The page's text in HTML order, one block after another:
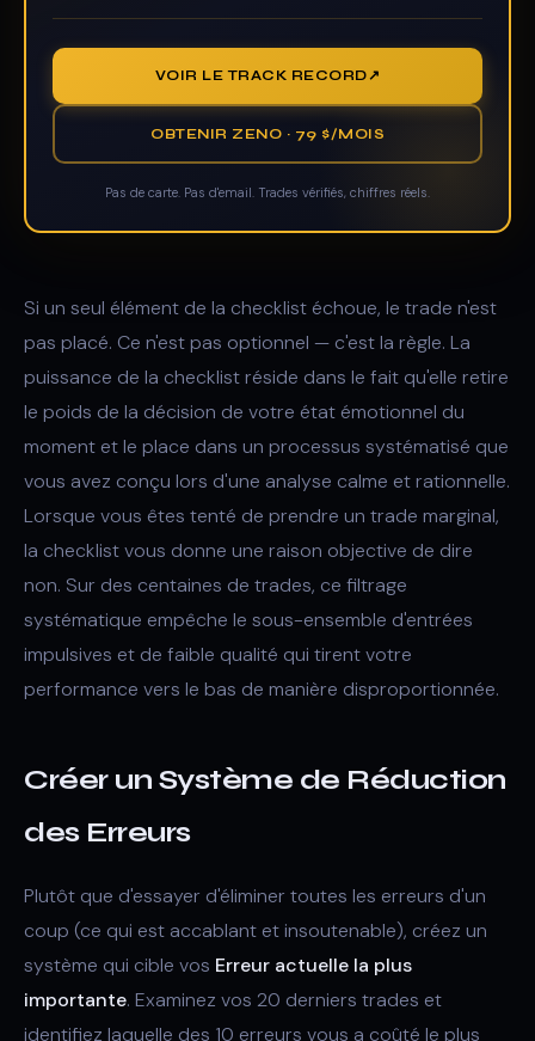
VOIR LE TRACK RECORD
OBTENIR ZENO · 79 $/MOIS
Pas de carte. Pas d'email. Trades vérifiés, chiffres réels.
Si un seul élément de la checklist échoue, le trade n'est
pas placé. Ce n'est pas optionnel — c'est la règle. La
puissance de la checklist réside dans le fait qu'elle retire
le poids de la décision de votre état émotionnel du
moment et le place dans un processus systématisé que
vous avez conçu lors d'une analyse calme et rationnelle.
Lorsque vous êtes tenté de prendre un trade marginal,
la checklist vous donne une raison objective de dire
non. Sur des centaines de trades, ce filtrage
systématique empêche le sous-ensemble d'entrées
impulsives et de faible qualité qui tirent votre
performance vers le bas de manière disproportionnée.
Créer un Système de Réduction
des Erreurs
Plutôt que d'essayer d'éliminer toutes les erreurs d'un
coup (ce qui est accablant et insoutenable), créez un
système qui cible vos Erreur actuelle la plus
importante. Examinez vos 20 derniers trades et
identifiez laquelle des 10 erreurs vous a coûté le plus